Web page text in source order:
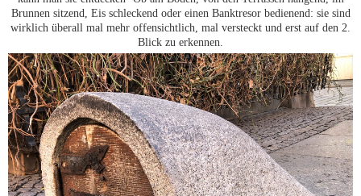
Brunnen sitzend, Eis schleckend oder einen Banktresor bedienend: sie sind
wirklich überall mal mehr offensichtlich, mal versteckt und erst auf den 2.
Blick zu erkennen.